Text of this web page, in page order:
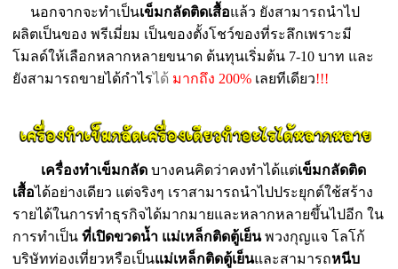
นอกจากจะทำเป็นเข็มกลัดติดเสื้อแล้ว ยังสามารถนำไป
ผลิตเป็นของ พรีเมี่ยม เป็นของตั้งโชว์ของที่ระลึกเพราะมี
โมลด์ให้เลือกหลากหลายขนาด ต้นทุนเริ่มต้น 7-10 บาท และ
ยังสามารถขายได้กำไรได้ มากถึง 200% เลยทีเดียว!!!
เครื่องทำเข็มกลัดบางคนคิดว่าคงทำได้แต่เข็มกลัดติด
เสื้อได้อย่างเดียว แต่จริงๆ เราสามารถนำไปประยุกต์ใช้สร้าง
รายได้ในการทำธุรกิจได้มากมายและหลากหลายขึ้นไปอีก ใน
การทำเป็นที่เปิดขวดน้ำ แม่เหล็กติดตู้เย็นพวงกุญแจ โลโก้
บริษัทท่องเที่ยวหรือเป็นแม่เหล็กติดตู้เย็นและสามารถหนีบ